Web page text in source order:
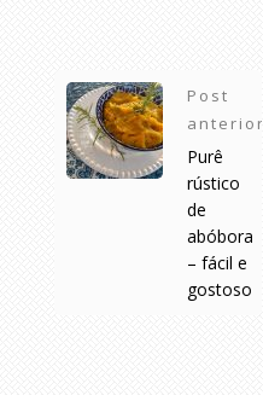
Post
anterior
Purê
rústico
de
abóbora
– fácil e
gostoso